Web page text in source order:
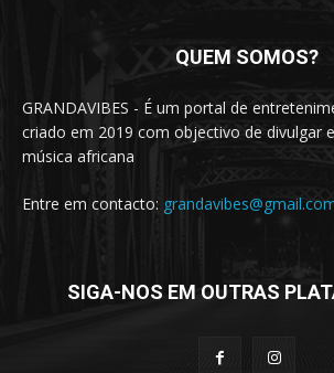
QUEM SOMOS?
GRANDAVIBES - É um portal de
criado em 2019 com objectivo de divulgar
música africana
Entre em contacto:
SIGA-NOS EM OUTRAS